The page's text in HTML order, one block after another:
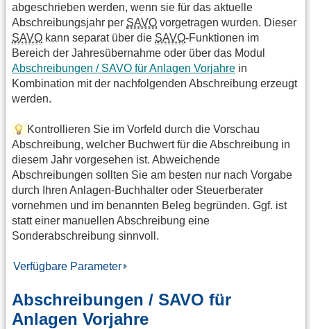
abgeschrieben werden, wenn sie für das aktuelle
Abschreibungsjahr per SAVO vorgetragen wurden. Dieser
SAVO kann separat über die SAVO-Funktionen im
Bereich der Jahresübernahme oder über das Modul
Abschreibungen / SAVO für Anlagen Vorjahre in
Kombination mit der nachfolgenden Abschreibung erzeugt
werden.
Kontrollieren Sie im Vorfeld durch die Vorschau
Abschreibung, welcher Buchwert für die Abschreibung in
diesem Jahr vorgesehen ist. Abweichende
Abschreibungen sollten Sie am besten nur nach Vorgabe
durch Ihren Anlagen-Buchhalter oder Steuerberater
vornehmen und im benannten Beleg begründen. Ggf. ist
statt einer manuellen Abschreibung eine
Sonderabschreibung sinnvoll.
Verfügbare Parameter
Abschreibungen / SAVO für
Anlagen Vorjahre